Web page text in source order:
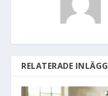
RELATERADE INLÄGG